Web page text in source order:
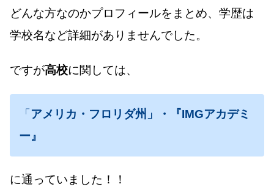
どんな方なのかプロフィールをまとめ、学歴は
学校名など詳細がありませんでした。
ですが高校に関しては、
「アメリカ・フロリダ州」・『IMGアカデミ
ー』
に通っていました！！